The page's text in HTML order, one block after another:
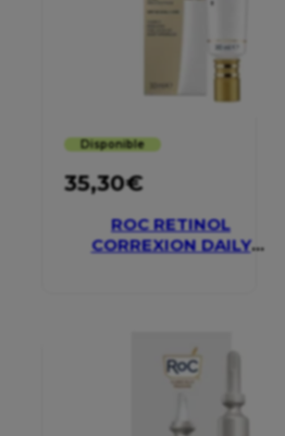
Disponible
35,30€
ROC RETINOL
CORREXION DAILY